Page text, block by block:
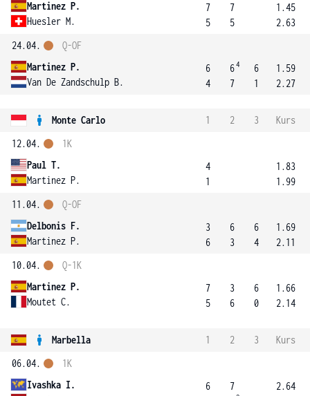
Martinez P.
Huesler M.
7
5
7
5
1.45
2.63
24.04.
Martinez P.
Van De Zandschulp B.
Q-OF
6
4
64
7
6
1
1.59
2.27
Monte Carlo 1 2 3
Kurs
12.04.
Paul T.
Martinez P.
1K
4
1
1.83
1.99
11.04.
Delbonis F.
Martinez P.
Q-OF
3
6
6
3
6
4
1.69
2.11
10.04.
Martinez P.
Moutet C.
Q-1K
7
5
3
6
6
0
1.66
2.14
Marbella 1 2 3
Kurs
06.04.
Ivashka I.
1K
6
7
2.64